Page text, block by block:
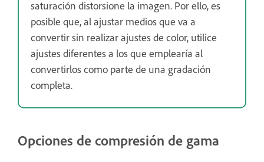
saturación distorsione la imagen. Por ello, es
posible que, al ajustar medios que va a
convertir sin realizar ajustes de color, utilice
ajustes diferentes a los que emplearía al
convertirlos como parte de una gradación
completa.
Opciones de compresión de gama